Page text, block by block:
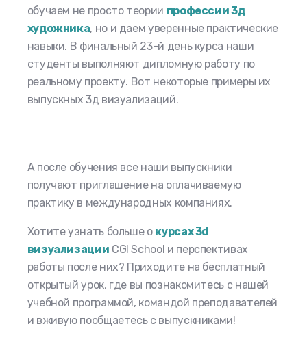
обучаем не просто теории профессии 3д
художника, но и даем уверенные практические
навыки. В финальный 23-й день курса наши
студенты выполняют дипломную работу по
реальному проекту. Вот некоторые примеры их
выпускных 3д визуализаций.
А после обучения все наши выпускники
получают приглашение на оплачиваемую
практику в международных компаниях.
Хотите узнать больше о курсах 3d
визуализации CGI School и перспективах
работы после них? Приходите на бесплатный
открытый урок, где вы познакомитесь с нашей
учебной программой, командой преподавателей
и вживую пообщаетесь с выпускниками!